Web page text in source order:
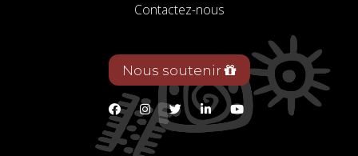
Contactez-nous
Nous soutenir